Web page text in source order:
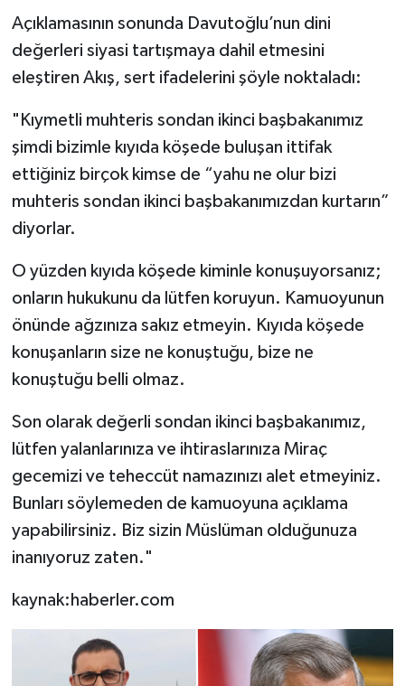
Açıklamasının sonunda Davutoğlu’nun dini
değerleri siyasi tartışmaya dahil etmesini
eleştiren Akış, sert ifadelerini şöyle noktaladı:
"Kıymetli muhteris sondan ikinci başbakanımız
şimdi bizimle kıyıda köşede buluşan ittifak
ettiğiniz birçok kimse de “yahu ne olur bizi
muhteris sondan ikinci başbakanımızdan kurtarın”
diyorlar.
O yüzden kıyıda köşede kiminle konuşuyorsanız;
onların hukukunu da lütfen koruyun. Kamuoyunun
önünde ağzınıza sakız etmeyin. Kıyıda köşede
konuşanların size ne konuştuğu, bize ne
konuştuğu belli olmaz.
Son olarak değerli sondan ikinci başbakanımız,
lütfen yalanlarınıza ve ihtiraslarınıza Miraç
gecemizi ve teheccüt namazınızı alet etmeyiniz.
Bunları söylemeden de kamuoyuna açıklama
yapabilirsiniz. Biz sizin Müslüman olduğunuza
inanıyoruz zaten."
kaynak:haberler.com